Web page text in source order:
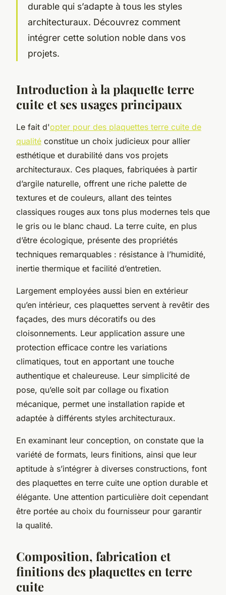
durable qui s’adapte à tous les styles
architecturaux. Découvrez comment
intégrer cette solution noble dans vos
projets.
Introduction à la plaquette terre
cuite et ses usages principaux
Le fait d'opter pour des plaquettes terre cuite de
qualité constitue un choix judicieux pour allier
esthétique et durabilité dans vos projets
architecturaux. Ces plaques, fabriquées à partir
d’argile naturelle, offrent une riche palette de
textures et de couleurs, allant des teintes
classiques rouges aux tons plus modernes tels que
le gris ou le blanc chaud. La terre cuite, en plus
d’être écologique, présente des propriétés
techniques remarquables : résistance à l’humidité,
inertie thermique et facilité d’entretien.
Largement employées aussi bien en extérieur
qu’en intérieur, ces plaquettes servent à revêtir des
façades, des murs décoratifs ou des
cloisonnements. Leur application assure une
protection efficace contre les variations
climatiques, tout en apportant une touche
authentique et chaleureuse. Leur simplicité de
pose, qu’elle soit par collage ou fixation
mécanique, permet une installation rapide et
adaptée à différents styles architecturaux.
En examinant leur conception, on constate que la
variété de formats, leurs finitions, ainsi que leur
aptitude à s’intégrer à diverses constructions, font
des plaquettes en terre cuite une option durable et
élégante. Une attention particulière doit cependant
être portée au choix du fournisseur pour garantir
la qualité.
Composition, fabrication et
finitions des plaquettes en terre
cuite